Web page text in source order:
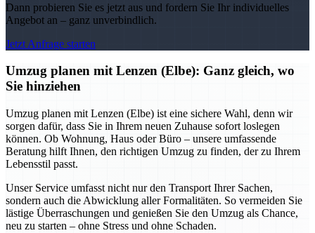
Dann probieren Sie es jetzt aus und fordern Sie Ihr individuelles
Angebot an – ganz unverbindlich.
Jetzt Anfrage starten
Umzug planen mit Lenzen (Elbe): Ganz gleich, wo
Sie hinziehen
Umzug planen mit Lenzen (Elbe) ist eine sichere Wahl, denn wir
sorgen dafür, dass Sie in Ihrem neuen Zuhause sofort loslegen
können. Ob Wohnung, Haus oder Büro – unsere umfassende
Beratung hilft Ihnen, den richtigen Umzug zu finden, der zu Ihrem
Lebensstil passt.
Unser Service umfasst nicht nur den Transport Ihrer Sachen,
sondern auch die Abwicklung aller Formalitäten. So vermeiden Sie
lästige Überraschungen und genießen Sie den Umzug als Chance,
neu zu starten – ohne Stress und ohne Schaden.